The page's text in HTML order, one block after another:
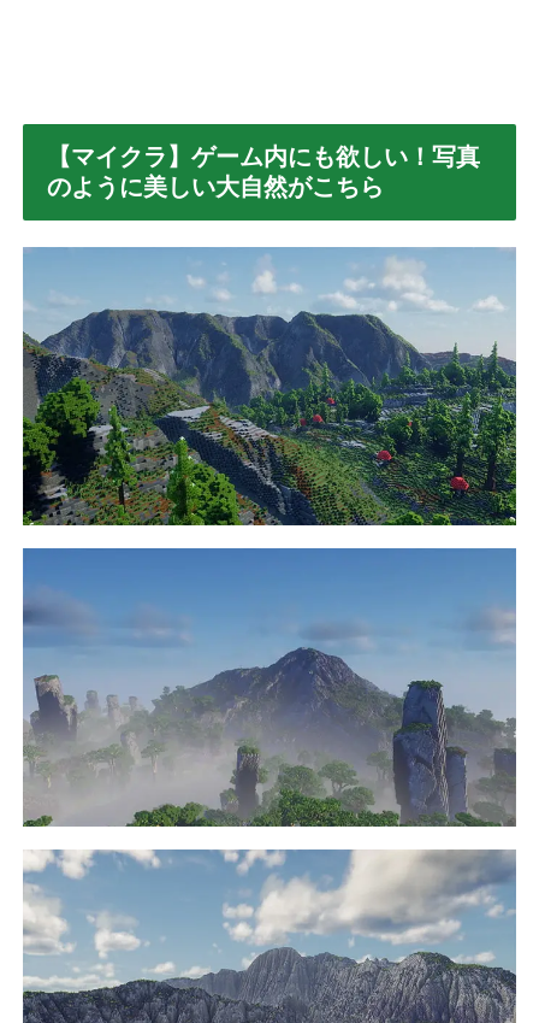
【マイクラ】ゲーム内にも欲しい！写真
のように美しい大自然がこちら